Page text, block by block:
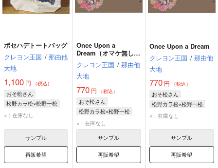
ポセハデトートバッグ
クレヨン王国 / 那由他
大地
1,100 円 （税込）
おそ松さん
松野カラ松×松野一松
松野カラ松
×：在庫なし
サンプル
再販希望
Once Upon a
Dream（オマケ無し
版）
クレヨン王国 / 那由他
大地
770 円 （税込）
おそ松さん
松野カラ松×松野一松
松野カラ松
×：在庫なし
サンプル
再販希望
Once Upon a Dream
クレヨン王国 / 那由他
大地
770円 （税込）
おそ松さん
松野カラ松×松野一松
松野カラ松
×：在庫なし
サンプル
再販希望